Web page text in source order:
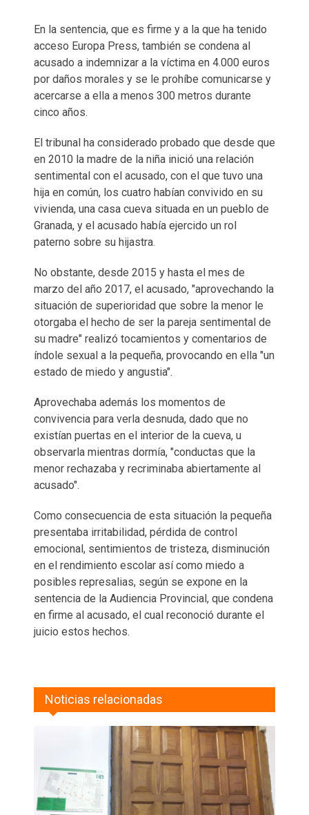
En la sentencia, que es firme y a la que ha tenido
acceso Europa Press, también se condena al
acusado a indemnizar a la víctima en 4.000 euros
por daños morales y se le prohíbe comunicarse y
acercarse a ella a menos 300 metros durante
cinco años.
El tribunal ha considerado probado que desde que
en 2010 la madre de la niña inició una relación
sentimental con el acusado, con el que tuvo una
hija en común, los cuatro habían convivido en su
vivienda, una casa cueva situada en un pueblo de
Granada, y el acusado había ejercido un rol
paterno sobre su hijastra.
No obstante, desde 2015 y hasta el mes de
marzo del año 2017, el acusado, "aprovechando la
situación de superioridad que sobre la menor le
otorgaba el hecho de ser la pareja sentimental de
su madre" realizó tocamientos y comentarios de
índole sexual a la pequeña, provocando en ella "un
estado de miedo y angustia".
Aprovechaba además los momentos de
convivencia para verla desnuda, dado que no
existían puertas en el interior de la cueva, u
observarla mientras dormía, "conductas que la
menor rechazaba y recriminaba abiertamente al
acusado".
Como consecuencia de esta situación la pequeña
presentaba irritabilidad, pérdida de control
emocional, sentimientos de tristeza, disminución
en el rendimiento escolar así como miedo a
posibles represalias, según se expone en la
sentencia de la Audiencia Provincial, que condena
en firme al acusado, el cual reconoció durante el
juicio estos hechos.
Noticias relacionadas